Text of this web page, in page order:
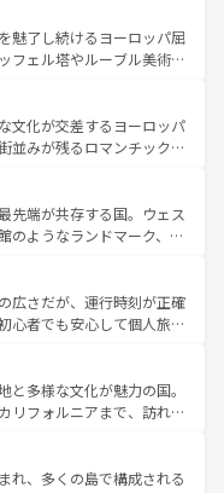
れない旅をしてみよう！
コンテンツ一覧 を参照してほ
なフラメンコ、熱気あふ
スが生活の一部となってい
た雰囲気や、バルセロナの
ゾートまで多彩な表情を見
が異なるスペインはその個
れる人を魅了する。 なお、新着のスペイン情報はコ
魅了し続けるヨーロッパ屈
フェル塔やルーブル美術館
。華麗な宮殿、歴史的な大
かな自然が、訪れる者を心
は美食の国としても知ら
ランス、プロヴァンスの
彩な楽しみ方が可能だ。さ
が溢れており、どの街角に
で全く異なる文化を体験で
のフランス情報はコンテンツ一覧
文化が交差するヨーロッパ
並みが残るロマンチック街
も飽きることがない。ベ
ン州のアルプスの絶景、そ
いった風景は必見。ビール
。 なお、新着の
を参照してほしい。
先端が共存する国。ウェス
のようなランドマーク、歴
また、優雅なアフタヌーン
ない英国パブ、サッカー観
体験も豊富。イギリスを旅
広さだが、運行時刻が正確
心者でも安心して個人旅行
スならではのユニークな
けでなく町歩きも満喫する
いため物価も高いが、旅行
もできる。 なお、新
覧 を参照してほしい。
と多様な文化が魅力の国。
リフォルニアまで、訪れる
ッピング、エンターテイ
ポットだ。一方、アメリカ
れ、多くの島で構成される